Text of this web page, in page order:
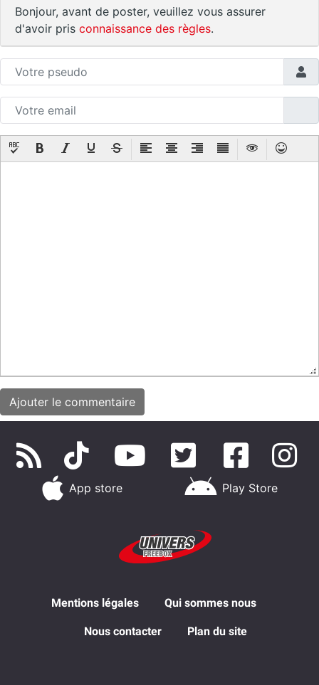
Bonjour, avant de poster, veuillez vous assurer
d'avoir pris connaissance des règles.
App store Play Store
Mentions légales Qui sommes nous
Nous contacter Plan du site